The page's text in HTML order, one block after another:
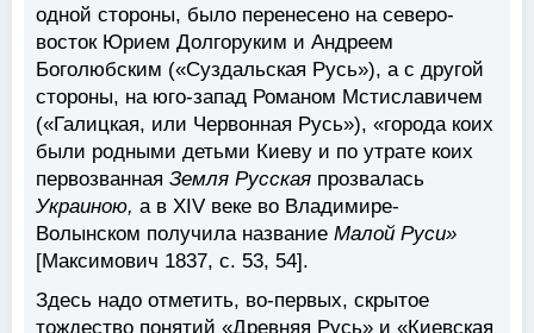
одной стороны, было перенесено на северо-
восток Юрием Долгоруким и Андреем
Боголюбским («Суздальская Русь»), а с другой
стороны, на юго-запад Романом Мстиславичем
(«Галицкая, или Червонная Русь»), «города коих
были родными детьми Киеву и по утрате коих
первозванная Земля Русская прозвалась
Украиною, а в XIV веке во Владимире-
Волынском получила название Малой Руси»
[Максимович 1837, c. 53, 54].
Здесь надо отметить, во-первых, скрытое
тождество понятий «Древняя Русь» и «Киевская